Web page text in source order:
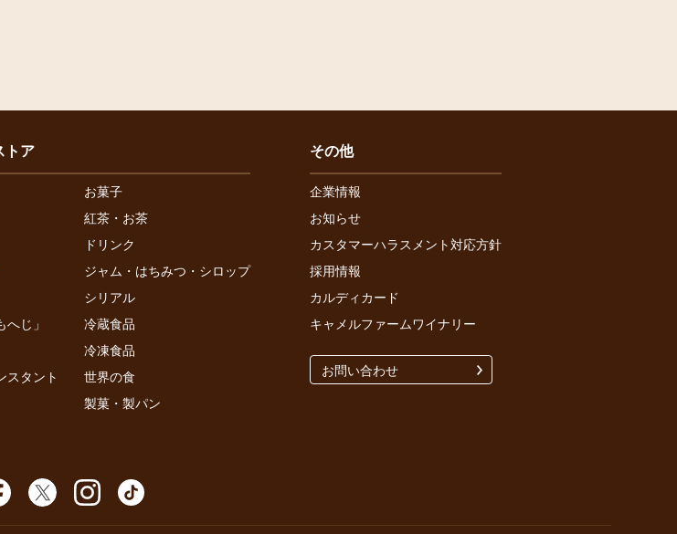
トア
お菓子
紅茶・お茶
ドリンク
ジャム・はちみつ・シロップ
シリアル
じ」
冷蔵食品
冷凍食品
スタント
世界の食
製菓・製パン
その他
企業情報
お知らせ
カスタマーハラスメント対応方針
採用情報
カルディカード
キャメルファームワイナリー
お問い合わせ